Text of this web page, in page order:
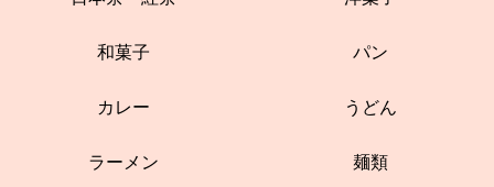
和菓子 パン
カレー うどん
ラーメン 麺類